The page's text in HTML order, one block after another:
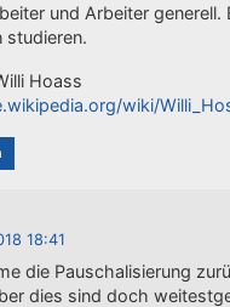
und Arbeiter generell.
studieren.
Hoass
wiki/
18:41
die Pauschalisierung
dies sind doch